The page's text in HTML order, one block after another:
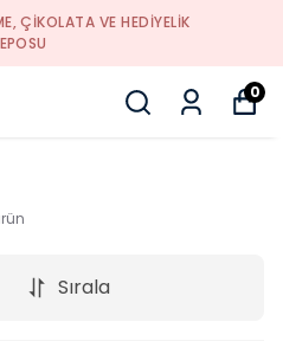
ÇIKOLATA VE HEDIYELIK
0
Sırala